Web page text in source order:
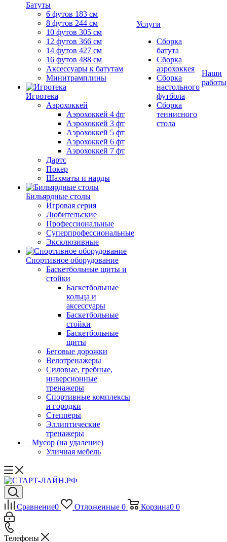
Батуты
6 футов 183 см
8 футов 244 см
10 футов 305 см
12 футов 366 см
14 футов 427 см
16 футов 488 см
Аксессуары к батутам
Минитрамплины
Игротека
Аэрохоккей
Аэрохоккей 4 фт
Аэрохоккей 3 фт
Аэрохоккей 5 фт
Аэрохоккей 6 фт
Аэрохоккей 7 фт
Дартс
Покер
Шахматы и нарды
Бильярдные столы
Игровая серия
Любительские
Профессиональные
Суперпрофессиональные
Эксклюзивные
Спортивное оборудование
Баскетбольные щиты и
стойки
Баскетбольные
кольца и
аксессуары
Баскетбольные
стойки
Баскетбольные
щиты
Беговые дорожки
Велотренажеры
Силовые, гребные,
инверсионные
тренажеры
Спортивные комплексы
и городки
Степперы
Эллиптические
тренажеры
_ Мусор (на удаление)
Уличная мебель
Услуги
Сборка
батута
Сборка
аэрохоккея
Сборка
настольного
футбола
Сборка
теннисного
стола
Наши
работы
Сравнение0 Отложенные 0 Корзина0 0
Телефоны